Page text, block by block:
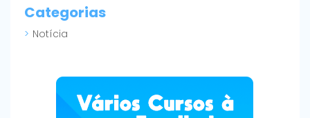
Categorias
Notícia